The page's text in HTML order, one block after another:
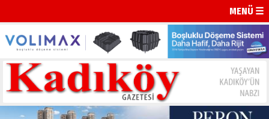
MENÜ ☰